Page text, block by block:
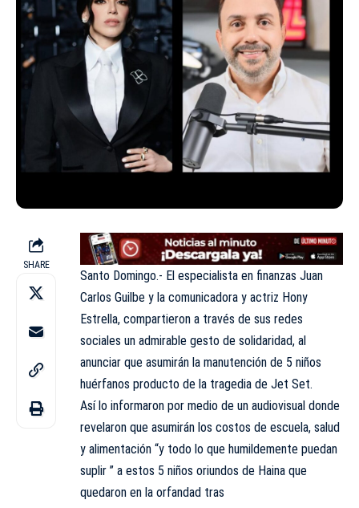
SHARE
Santo Domingo.- El especialista en finanzas Juan
Carlos Guilbe y la comunicadora y actriz Hony
Estrella, compartieron a través de sus redes
sociales un admirable gesto de solidaridad, al
anunciar que asumirán la manutención de 5 niños
huérfanos producto de la tragedia de Jet Set.
Así lo informaron por medio de un audiovisual donde
revelaron que asumirán los costos de escuela, salud
y alimentación “y todo lo que humildemente puedan
suplir ” a estos 5 niños oriundos de Haina que
quedaron en la orfandad tras